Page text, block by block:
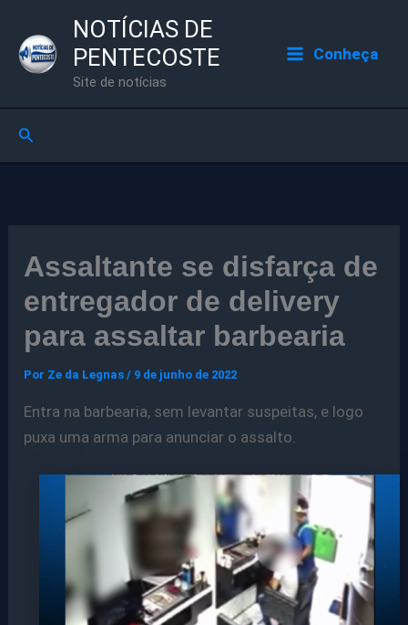
para
NOTÍCIAS DE
PENTECOSTE
Site de notícias
Conheça
Pesquisar
Assaltante se disfarça de
entregador de delivery
para assaltar barbearia
Por Ze da Legnas/ 9 de junho de 2022
Entra na barbearia, sem levantar suspeitas, e logo
puxa uma arma para anunciar o assalto.